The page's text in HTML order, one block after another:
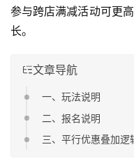
参与跨店满减活动可更
长。
文章导航
一、玩法说明
二、报名说明
三、平行优惠叠加逻